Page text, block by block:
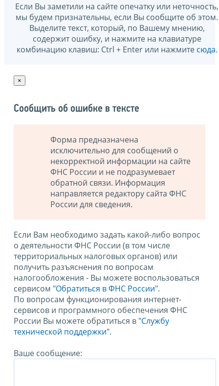
Если Вы заметили на сайте опечатку или неточность,
мы будем признательны, если Вы сообщите об этом.
Выделите текст, который, по Вашему мнению,
содержит ошибку, и нажмите на клавиатуре
комбинацию клавиш: Ctrl + Enter или нажмите сюда.
×
Сообщить об ошибке в тексте
Форма предназначена
исключительно для сообщений о
некорректной информации на сайте
ФНС России и не подразумевает
обратной связи. Информация
направляется редактору сайта ФНС
России для сведения.
Если Вам необходимо задать какой-либо вопрос
о деятельности ФНС России (в том числе
территориальных налоговых органов) или
получить разъяснения по вопросам
налогообложения - Вы можете воспользоваться
сервисом "Обратиться в ФНС России".
По вопросам функционирования интернет-
сервисов и программного обеспечения ФНС
России Вы можете обратиться в "Службу
технической поддержки".
Ваше сообщение: